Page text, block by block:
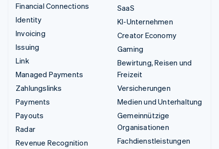
Financial Connections
Identity
Invoicing
Issuing
Link
Managed Payments
Zahlungslinks
Payments
Payouts
Radar
Revenue Recognition
SaaS
KI-Unternehmen
Creator Economy
Gaming
Bewirtung, Reisen und
Freizeit
Versicherungen
Medien und Unterhaltung
Gemeinnützige
Organisationen
Fachdienstleistungen